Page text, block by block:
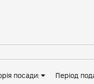
посади: Період